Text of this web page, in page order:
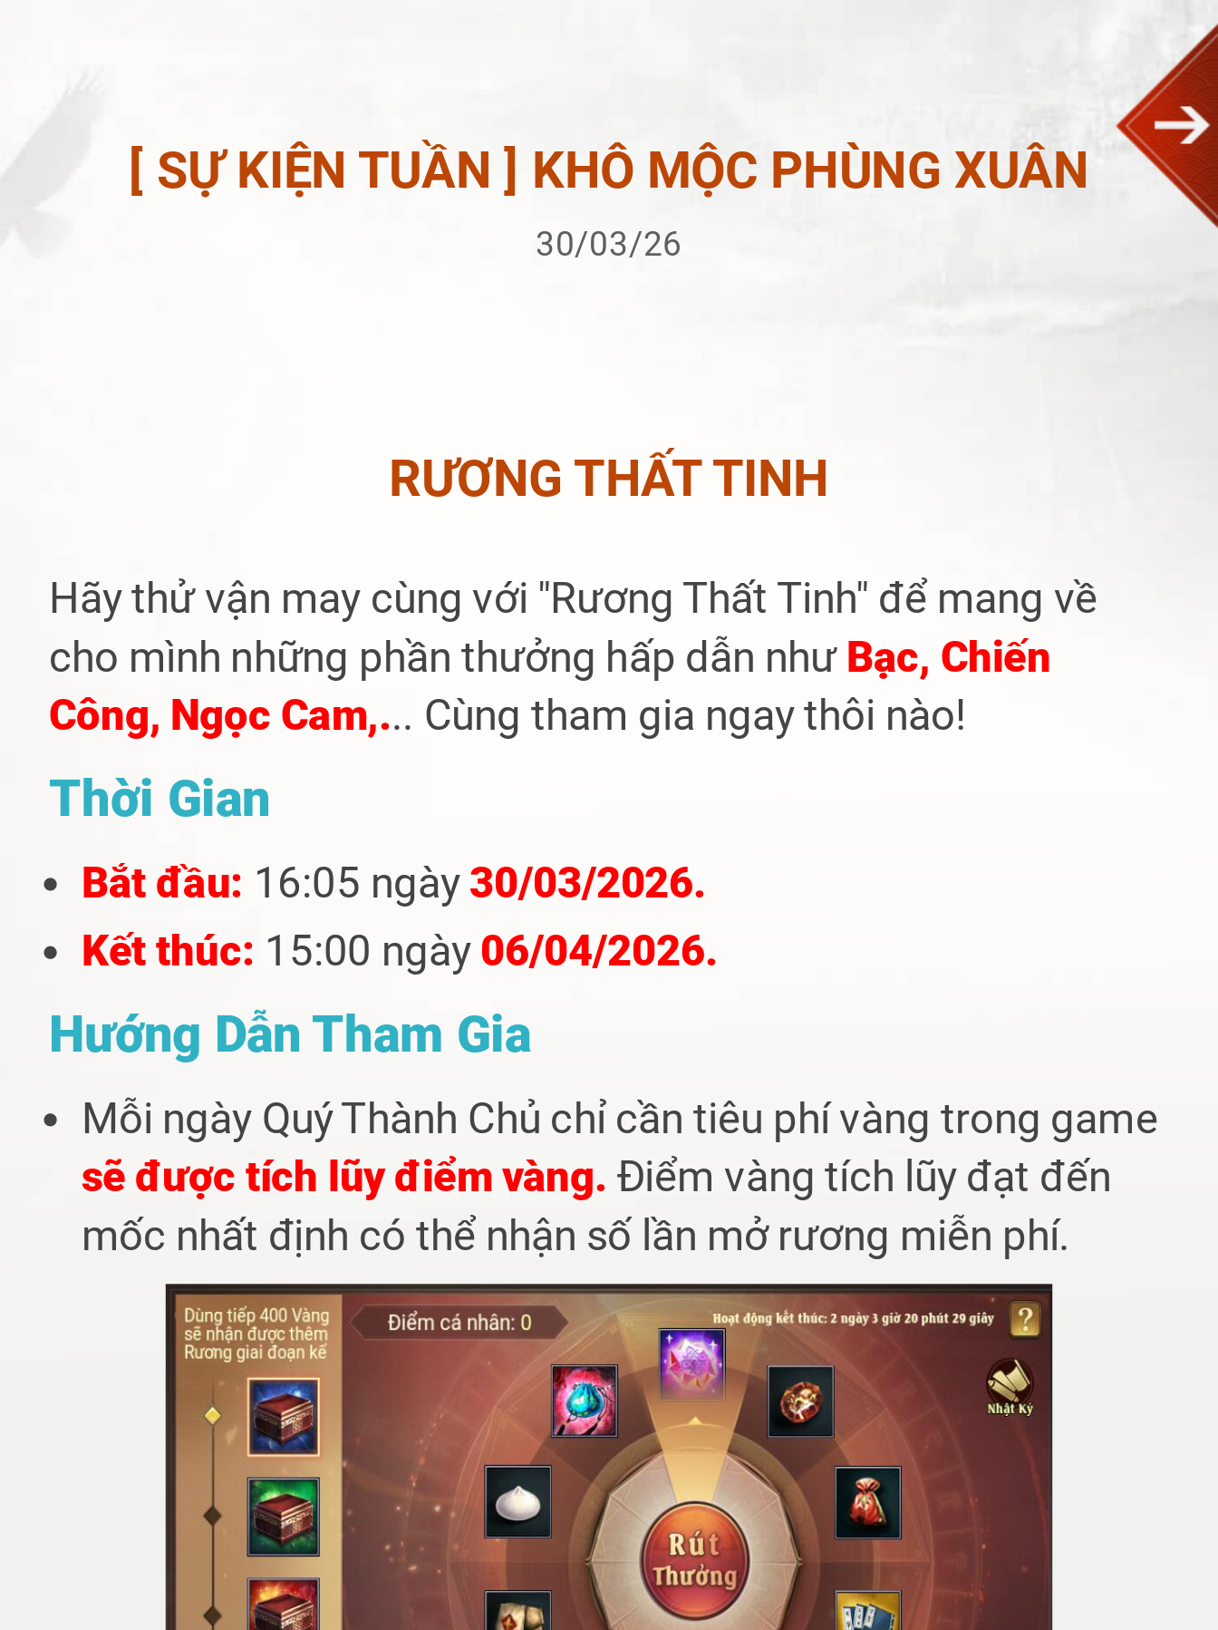
[ SỰ KIỆN TUẦN ] KHÔ MỘC PHÙNG XUÂN
30/03/26
RƯƠNG THẤT TINH
Hãy thử vận may cùng với "Rương Thất Tinh" để mang về
cho mình những phần thưởng hấp dẫn như Bạc, Chiến
Công, Ngọc Cam,... Cùng tham gia ngay thôi nào!
Thời Gian
Bắt đầu: 16:05 ngày30/03/2026.
Kết thúc: 15:00 ngày06/04/2026.
Hướng Dẫn Tham Gia
Mỗi ngày Quý Thành Chủ chỉ cầntiêu phí vàng trong game
sẽ được tích lũy điểm vàng. Điểm vàng tích lũy đạt đến
mốc nhất định có thể nhận số lần mở rương miễn phí.